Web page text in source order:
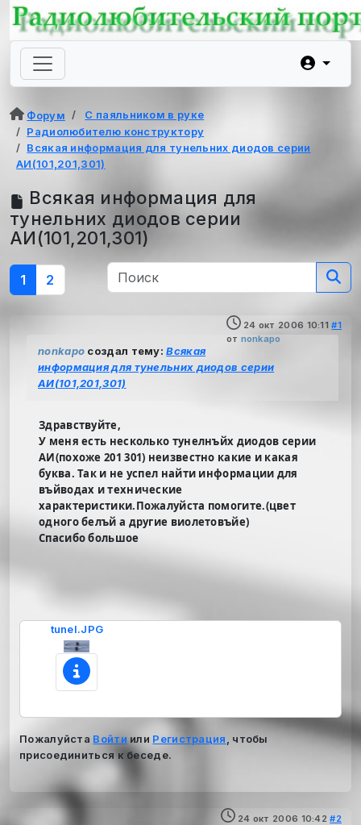
Форум
С паяльником в руке
Радиолюбителю конструктору
Всякая информация для тунельних диодов серии
АИ(101,201,301)
Всякая информация для
тунельних диодов серии
АИ(101,201,301)
1 2
24 окт 2006 10:11 #1
от nonkapo
nonkapo создал тему:Всякая
информация для тунельних диодов серии
АИ(101,201,301)
Здравствуйте,
У меня есть несколько тунелнъйх диодов серии
АИ(похоже 201 301) неизвестно какие и какая
буква. Так и не успел найти информации для
въйводах и технические
характеристики.Пожалуйста помогите.(цвет
одного белъй а другие виолетовъйе)
Спасибо большое
tunel.JPG
Пожалуйста Войти или Регистрация
, чтобы
присоединиться к беседе.
24 окт 2006 10:42 #2